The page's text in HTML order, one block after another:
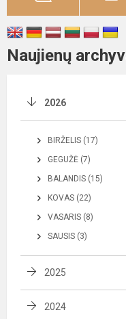
Naujienų
2026
BIRŽELIS (17)
GEGUŽĖ (7)
BALANDIS (15)
KOVAS (22)
VASARIS (8)
SAUSIS (3)
2025
2024